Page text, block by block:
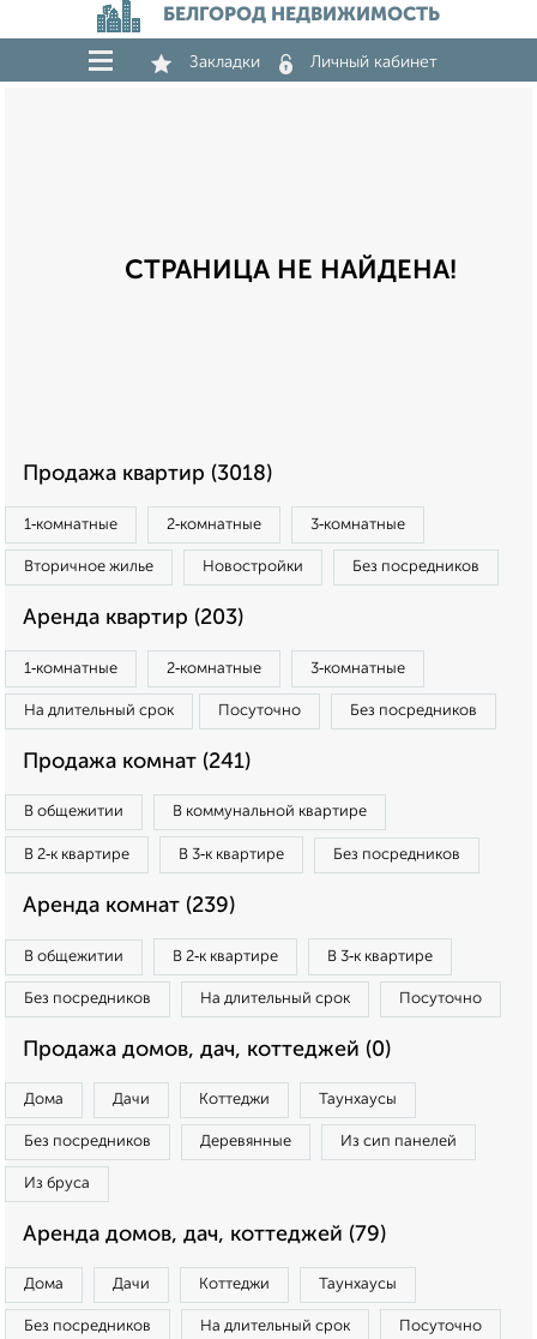
БЕЛГОРОД НЕДВИЖИМОСТЬ
Закладки Личный кабинет
СТРАНИЦА НЕ НАЙДЕНА!
Продажа квартир (3018)
1‑комнатные 2‑комнатные 3‑комнатные
Вторичное жилье Новостройки Без посредников
Аренда квартир (203)
1‑комнатные 2‑комнатные 3‑комнатные
На длительный срок Посуточно Без посредников
Продажа комнат (241)
В общежитии В коммунальной квартире
В 2‑к квартире В 3‑к квартире Без посредников
Аренда комнат (239)
В общежитии В 2‑к квартире В 3‑к квартире
Без посредников На длительный срок Посуточно
Продажа домов, дач, коттеджей (0)
Дома Дачи Коттеджи Таунхаусы
Без посредников Деревянные Из сип панелей
Из бруса
Аренда домов, дач, коттеджей (79)
Дома Дачи Коттеджи Таунхаусы
Без посредников На длительный срок Посуточно